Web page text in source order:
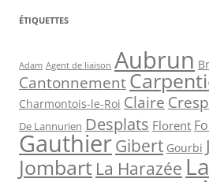
ÉTIQUETTES
Adam Agent de liaison Aubrun
Cantonnement
Charmontois-le-Roi Claire
De Lannurien Desplats Florent
GauthierGibert Gourbi
Jombart La Harazée